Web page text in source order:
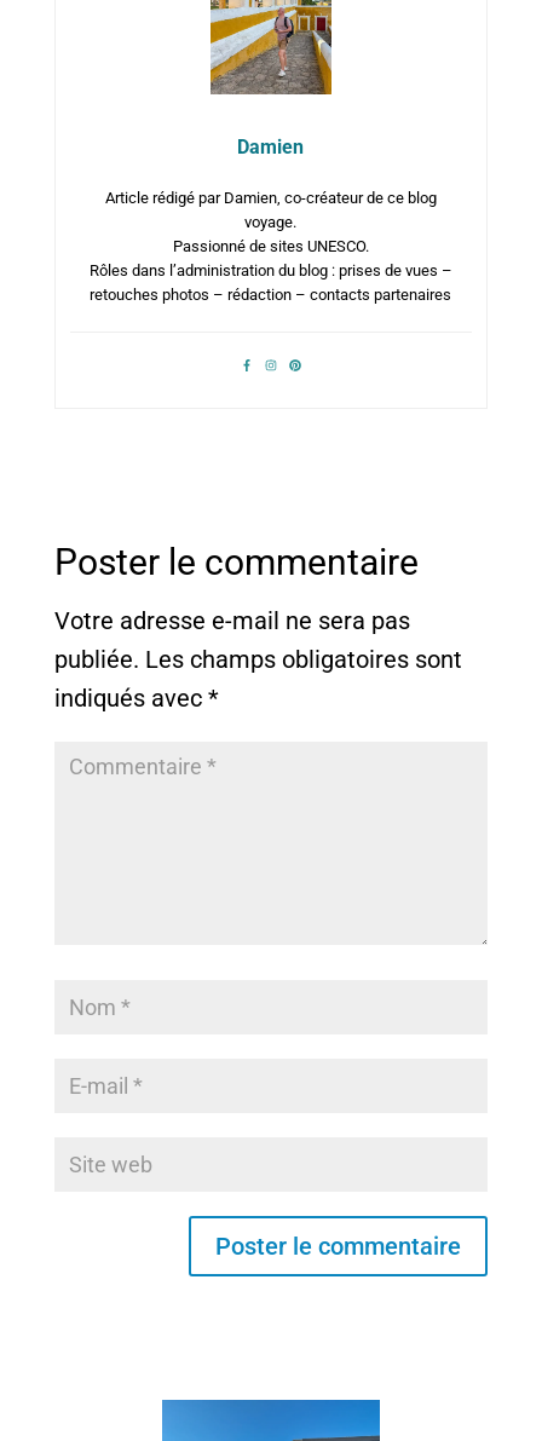
Damien
Article rédigé par Damien, co-créateur de ce blog
voyage.
Passionné de sites UNESCO.
Rôles dans l’administration du blog : prises de vues –
retouches photos – rédaction – contacts partenaires
Poster le commentaire
Votre adresse e-mail ne sera pas
publiée. Les champs obligatoires sont
indiqués avec *